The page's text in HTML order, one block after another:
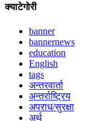
क्याटेगोरी
banner
bannernews
education
English
tags
अन्तरवार्ता
अन्तर्राष्ट्रिय
अपराध/सुरक्षा
अर्थ